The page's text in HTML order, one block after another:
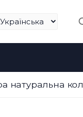
натуральна